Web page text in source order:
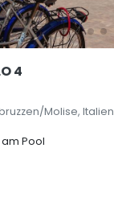
4
Molise, Italien
Pool